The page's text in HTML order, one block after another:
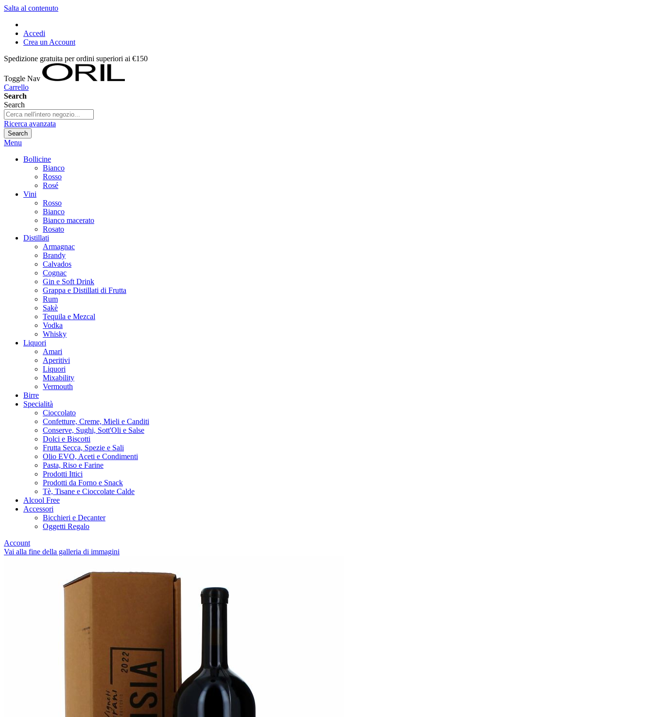
Salta al contenuto
Accedi
Crea un Account
Spedizione gratuita per ordini superiori ai €150
Toggle Nav
Carrello
Search
Search
Ricerca avanzata
Search
Menu
Bollicine
Bianco
Rosso
Rosé
Vini
Rosso
Bianco
Bianco macerato
Rosato
Distillati
Armagnac
Brandy
Calvados
Cognac
Gin e Soft Drink
Grappa e Distillati di Frutta
Rum
Sakè
Tequila e Mezcal
Vodka
Whisky
Liquori
Amari
Aperitivi
Liquori
Mixability
Vermouth
Birre
Specialità
Cioccolato
Confetture, Creme, Mieli e Canditi
Conserve, Sughi, Sott'Oli e Salse
Dolci e Biscotti
Frutta Secca, Spezie e Sali
Olio EVO, Aceti e Condimenti
Pasta, Riso e Farine
Prodotti Ittici
Prodotti da Forno e Snack
Tè, Tisane e Cioccolate Calde
Alcool Free
Accessori
Bicchieri e Decanter
Oggetti Regalo
Account
Vai alla fine della galleria di immagini